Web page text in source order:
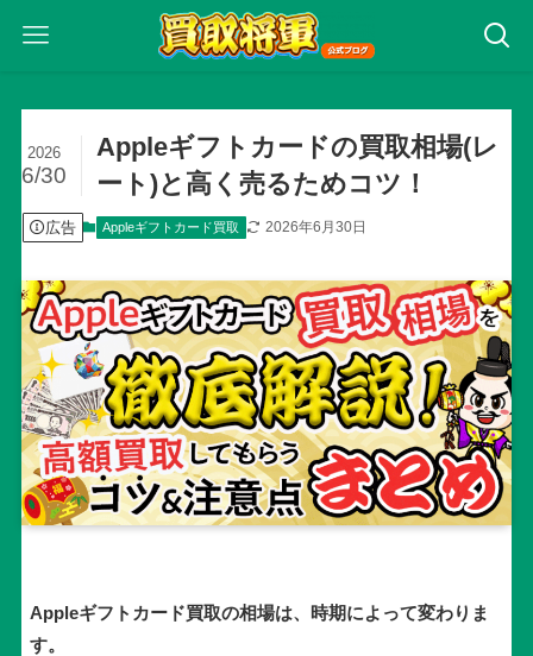
Appleギフトカードの買取相場(レ
ート)と高く売るためコツ！
2026
6/30
広告 Appleギフトカード買取 2026年6月30日
Appleギフトカード買取の相場は、時期によって変わりま
す。